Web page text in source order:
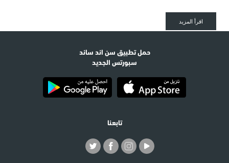
اقرأ المزيد
حمل تطبيق سن اند ساند
سبورتس الجديد
تابعنا